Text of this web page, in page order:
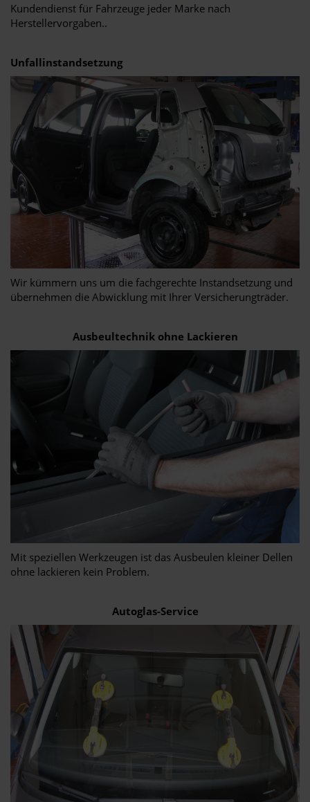
Kundendienst für Fahrzeuge jeder Marke nach
Herstellervorgaben..
Unfallinstandsetzung
Wir kümmern uns um die fachgerechte Instandsetzung und
übernehmen die Abwicklung mit Ihrer Versicherungträder.
Ausbeultechnik ohne Lackieren
Mit speziellen Werkzeugen ist das Ausbeulen kleiner Dellen
ohne lackieren kein Problem.
Autoglas-Service